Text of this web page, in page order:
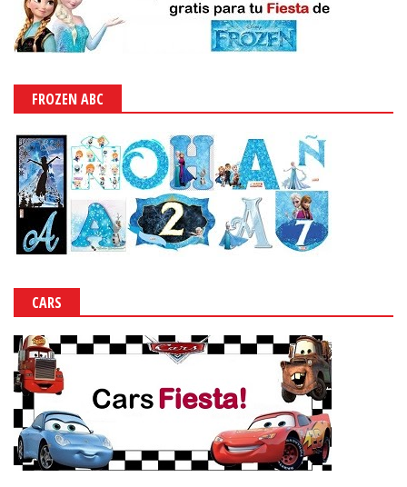
FROZEN ABC
CARS